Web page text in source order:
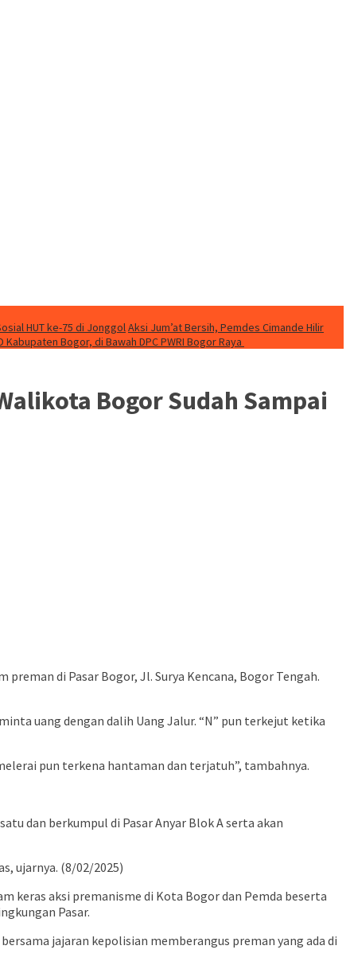
HUT ke-75 di JonggolAksi Jum’at Bersih, Pemdes Cimande Hilir
Kabupaten Bogor, di Bawah DPC PWRI Bogor Raya
Bogor Sudah Sampai
di Pasar Bogor, Jl. Surya Kencana, Bogor Tengah.
uang dengan dalih Uang Jalur. “N” pun terkejut ketika
pun terkena hantaman dan terjatuh”, tambahnya.
dan berkumpul di Pasar Anyar Blok A serta akan
ujarnya. (8/02/2025)
keras aksi premanisme di Kota Bogor dan Pemda beserta
Pasar.
jajaran kepolisian memberangus preman yang ada di